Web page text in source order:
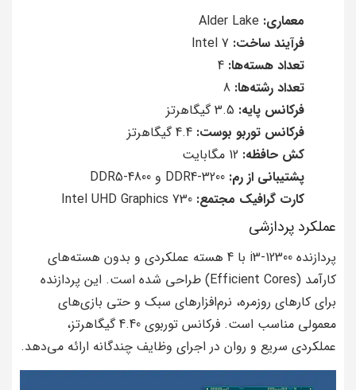
معماری:
فرآیند ساخت:
تعداد هسته‌ها:
تعداد رشته‌ها:
فرکانس پایه:
فرکانس توربو بوست:
کش حافظه:
پشتیبانی از رم:
کارت گرافیک مجتمع:
عملکرد پردازشی
پردازنده i3-12300 با 4 هسته عملکردی و بدون هسته‌های
کارآمد (Efficient Cores) طراحی شده است. این پردازنده
برای کارهای روزمره، نرم‌افزارهای سبک و حتی بازی‌های
معمولی مناسب است. فرکانس توربوی 4.40 گیگاهرتز،
عملکردی سریع و روان در اجرای وظایف چندگانه ارائه می‌دهد.